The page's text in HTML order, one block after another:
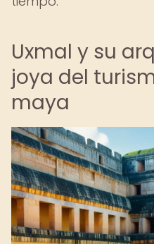
Uxmal y su
joya del
maya